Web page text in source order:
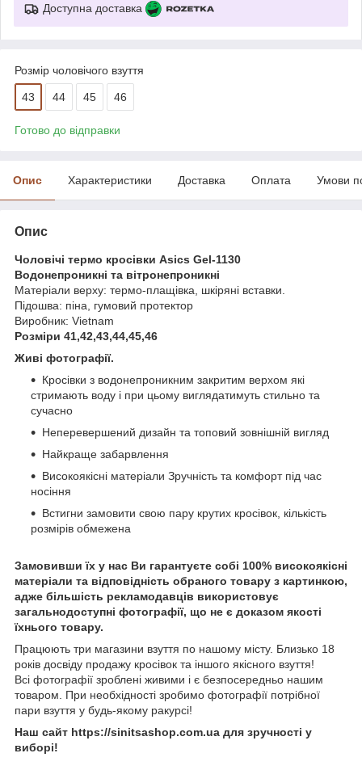
Доступна доставка
Розмір чоловічого взуття
43 44 45 46
Готово до відправки
Опис Характеристики Доставка Оплата Умови
Опис
Чоловічі термо кросівки Asics Gel-1130
Водонепроникні та вітронепроникні
Матеріали верху: термо-плащівка, шкіряні вставки.
Підошва: піна, гумовий протектор
Виробник: Vietnam
Розміри 41,42,43,44,45,46
Живі фотографії.
Кросівки з водонепроникним закритим верхом які
стримають воду і при цьому виглядатимуть стильно та
сучасно
Неперевершений дизайн та топовий зовнішній вигляд
Найкраще забарвлення
Високоякісні матеріали Зручність та комфорт під час
носіння
Встигни замовити свою пару крутих кросівок, кількість
розмірів обмежена
Замовивши їх у нас Ви гарантуєте собі 100% високоякісні
матеріали та відповідність обраного товару з картинкою,
адже більшість рекламодавців використовує
загальнодоступні фотографії, що не є доказом якості
їхнього товару.
Працюють три магазини взуття по нашому місту. Близько 18
років досвіду продажу кросівок та іншого якісного взуття!
Всі фотографії зроблені живими і є безпосередньо нашим
товаром. При необхідності зробимо фотографії потрібної
пари взуття у будь-якому ракурсі!
Наш сайт https://sinitsashop.com.ua для зручності у
виборі!